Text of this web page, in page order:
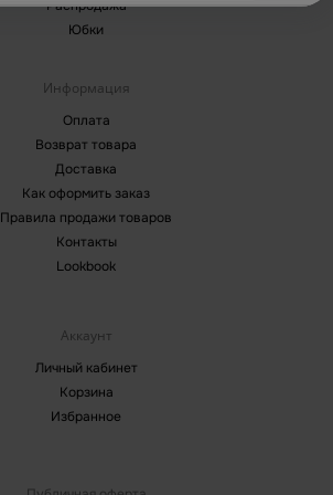
Распродажа
Юбки
Информация
Оплата
Возврат товара
Доставка
Как оформить заказ
Правила продажи товаров
Контакты
Lookbook
Аккаунт
Личный кабинет
Корзина
Избранное